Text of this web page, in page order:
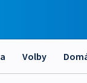
Volby